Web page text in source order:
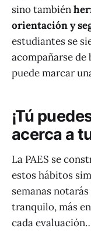
sino también
orientación y
estudiantes se
acompañarse
puede marcar
¡Tú
acerca a
La PAES se
estos hábitos
semanas
tranquilo, más
cada